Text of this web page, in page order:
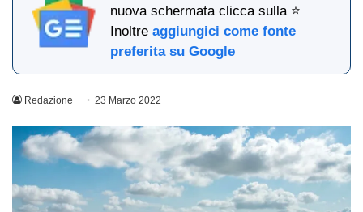
nuova schermata clicca sulla ⭐
Inoltreaggiungici come fonte
preferita su Google
Redazione 23 Marzo 2022